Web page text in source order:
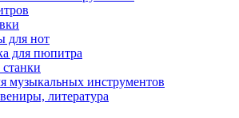
для нот
для пюпитра
музыкальных инструментов
литература